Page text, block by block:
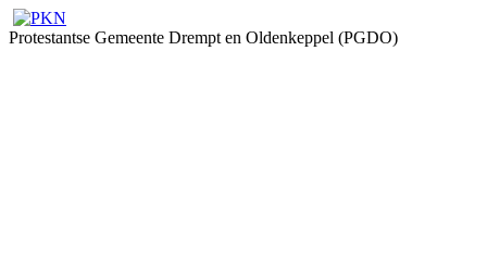
Protestantse Gemeente Drempt en Oldenkeppel (PGDO)